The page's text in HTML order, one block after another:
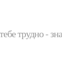
трудно -